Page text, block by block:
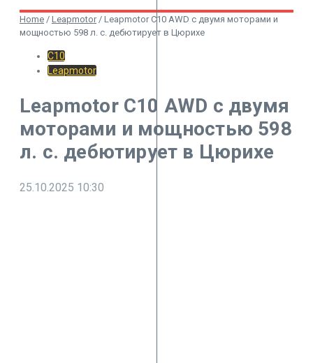
Home / Leapmotor / Leapmotor C10 AWD с двумя моторами и
мощностью 598 л. с. дебютирует в Цюрихе
C10
Leapmotor
Leapmotor C10 AWD с двумя
моторами и мощностью 598
л. с. дебютирует в Цюрихе
25.10.2025 10:30